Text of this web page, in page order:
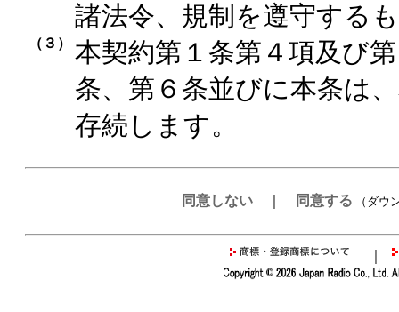
諸法令、規制を遵守する
（３） 本契約第１条第４項及び
条、第６条並びに本条は
存続します。
同意しない｜ 同意する （ダウ